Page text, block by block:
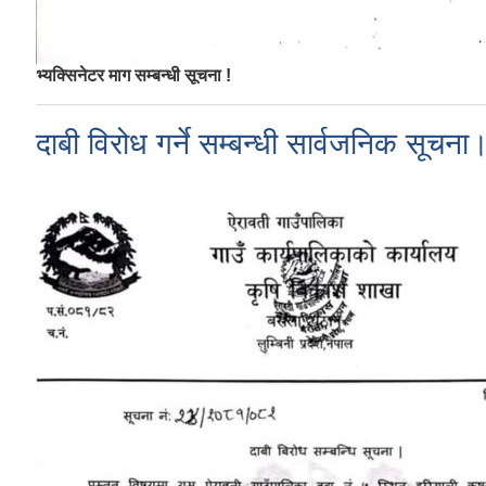
भ्यक्सिनेटर माग सम्बन्धी सूचना !
दाबी विरोध गर्ने सम्बन्धी सार्वजनिक